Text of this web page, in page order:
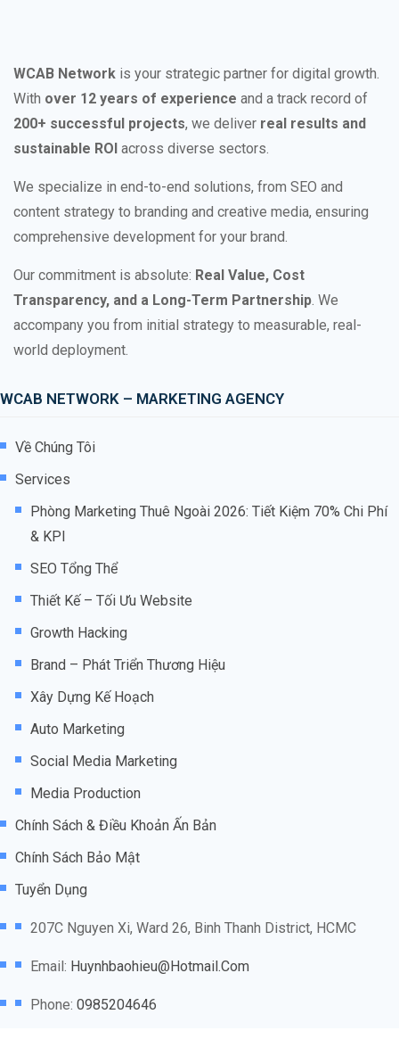
WCAB Network is your strategic partner for digital growth.
With over 12 years of experience and a track record of
200+ successful projects, we deliver real results and
sustainable ROI across diverse sectors.
We specialize in end-to-end solutions, from SEO and
content strategy to branding and creative media, ensuring
comprehensive development for your brand.
Our commitment is absolute: Real Value, Cost
Transparency, and a Long-Term Partnership. We
accompany you from initial strategy to measurable, real-
world deployment.
WCAB NETWORK – MARKETING AGENCY
Về Chúng Tôi
Services
Phòng Marketing Thuê Ngoài 2026: Tiết Kiệm 70% Chi Phí
& KPI
SEO Tổng Thể
Thiết Kế – Tối Ưu Website
Growth Hacking
Brand – Phát Triển Thương Hiệu
Xây Dựng Kế Hoạch
Auto Marketing
Social Media Marketing
Media Production
Chính Sách & Điều Khoản Ấn Bản
Chính Sách Bảo Mật
Tuyển Dụng
207C Nguyen Xi, Ward 26, Binh Thanh District, HCMC
Email: Huynhbaohieu@hotmail.com
Phone: 0985204646